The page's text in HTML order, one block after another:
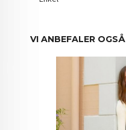
VI ANBEFALER OGSÅ